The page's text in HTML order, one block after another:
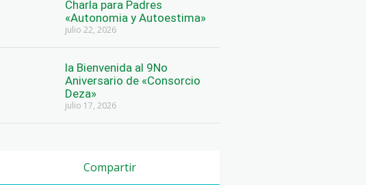
Charla para Padres
«Autonomia y Autoestima»
julio 22, 2026
la Bienvenida al 9No
Aniversario de «Consorcio
Deza»
julio 17, 2026
Compartir